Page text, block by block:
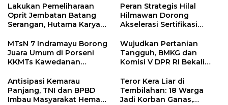
Ngamuk Kepung Polresta
Pekanbaru!
Lakukan Pemeliharaan
Oprit Jembatan Batang
Serangan, Hutama Karya
55 Tol Binjai–Langsa
Peran Strategis Hilal
Hilmawan Dorong
Akselerasi Sertifikasi
Entaskan Kemiskinan di
Indramayu
MTsN 7 Indramayu Borong
Juara Umum di Porseni
KKMTs Kawedanan
Wujudkan Pertanian
Tangguh, BMKG dan
Komisi V DPR RI Bekali
Sekolah Lapang Iklim
Antisipasi Kemarau
Panjang, TNI dan BPBD
Imbau Masyarakat Hemat
Teror Kera Liar di
Tembilahan: 18 Warga
Jadi Korban Ganas,